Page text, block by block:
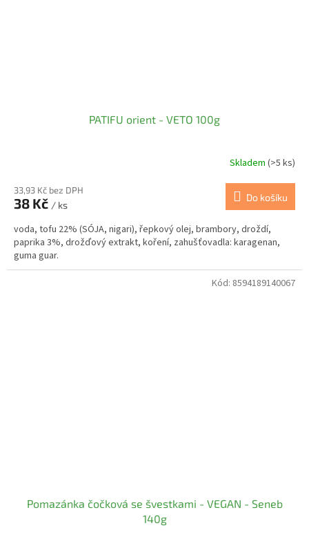
PATIFU orient - VETO 100g
Skladem (>5 ks)
33,93 Kč bez DPH
38 Kč / ks
Do košíku
voda, tofu 22% (SÓJA, nigari), řepkový olej, brambory, droždí,
paprika 3%, drožďový extrakt, koření, zahušťovadla: karagenan,
guma guar.
Pomazánka čočková se švestkami - VEGAN - Seneb
140g
Kód: 8594189140067